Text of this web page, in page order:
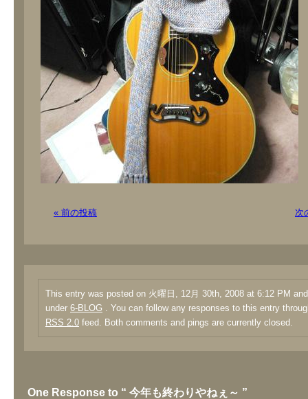
« 前の投稿 次
This entry was posted on 火曜日, 12月 30th, 2008 at 6:12 PM
under 6-BLOG . You can follow any responses to this entry
RSS 2.0 feed. Both comments and pings are currently closed.
One Response to “ 今年も終わりやねぇ～ ”